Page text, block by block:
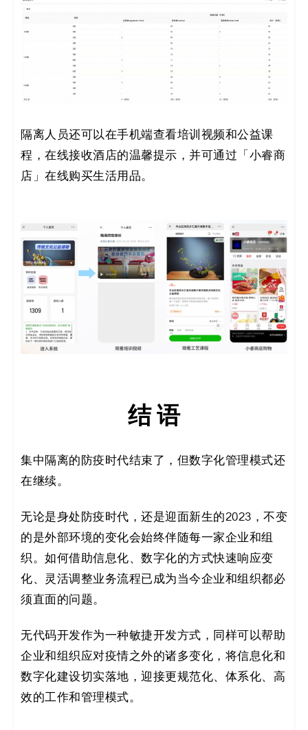
隔离人员还可以在手机端查看培训视频和公益课
程，在线接收酒店的温馨提示，并可通过「小睿商
店」在线购买生活用品。
结 语
集中隔离的防疫时代结束了，但数字化管理模式还
在继续。
无论是身处防疫时代，还是迎面新生的2023，不变
的是外部环境的变化会始终伴随每一家企业和组
织。如何借助信息化、数字化的方式快速响应变
化、灵活调整业务流程已成为当今企业和组织都必
须直面的问题。
无代码开发作为一种敏捷开发方式，同样可以帮助
企业和组织应对疫情之外的诸多变化，将信息化和
数字化建设切实落地，迎接更规范化、体系化、高
效的工作和管理模式。